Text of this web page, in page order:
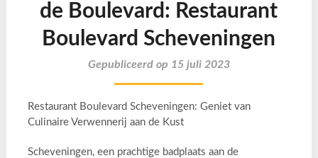
de Boulevard: Restaurant
Boulevard Scheveningen
Gepubliceerd op 15 juli 2023
Restaurant Boulevard Scheveningen: Geniet van
Culinaire Verwennerij aan de Kust
Scheveningen, een prachtige badplaats aan de